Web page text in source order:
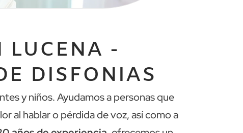
LUCENA -
DISFONIAS
y niños. Ayudamos a personas que
al hablar o pérdida de voz, así como a